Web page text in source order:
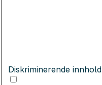
Diskriminerende innhold